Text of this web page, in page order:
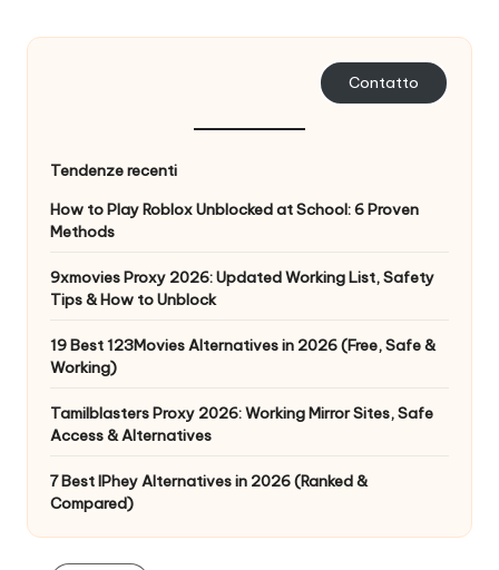
z
ui
Contatto
Tendenze recenti
How to Play Roblox Unblocked at School: 6 Proven
Methods
9xmovies Proxy 2026: Updated Working List, Safety
Tips & How to Unblock
19 Best 123Movies Alternatives in 2026 (Free, Safe &
Working)
Tamilblasters Proxy 2026: Working Mirror Sites, Safe
Access & Alternatives
7 Best IPhey Alternatives in 2026 (Ranked &
Compared)